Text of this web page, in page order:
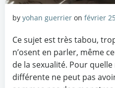
by yohan guerrier on février
Ce sujet est très tabou,
n’osent en parler, même
de la sexualité. Pour
différente ne peut pas